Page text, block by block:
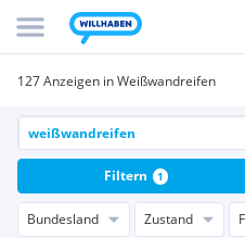
127 Anzeigen in Weißwandreifen
Bundesland Zustand
Filtern 1